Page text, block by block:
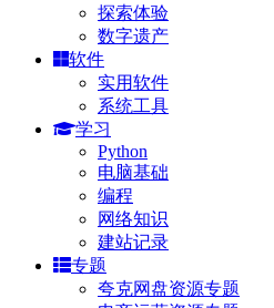
探索体验
数字遗产
软件
实用软件
系统工具
学习
Python
电脑基础
编程
网络知识
建站记录
专题
夸克网盘资源专题